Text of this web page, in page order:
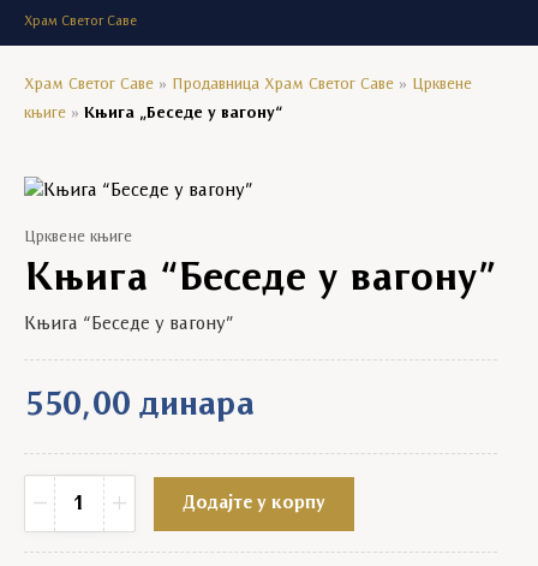
Храм Светог Саве
Храм Светог Саве » Продавница Храм Светог Саве » Црквене
књиге » Књига „Беседе у вагону“
Црквене књиге
Књига “Беседе у вагону”
550,00 динара
Књига “Беседе у вагону”
−
Књига "Беседе у вагону" quantity
+ Додајте у корпу